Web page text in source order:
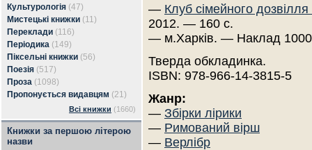
Культурологія (47)
Мистецькі книжки (11)
Переклади (116)
Періодика (149)
Піксельні книжки (56)
Поезія (517)
Проза (1098)
Пропонується видавцям (21)
Всі книжки (1660)
Книжки за першою літерою
назви
— Клуб сімейного
2012. — 160 с.
— м.Харків. — Наклад
Тверда обкладинка.
ISBN: 978-966-14-3815-5
Жанр:
— Збірки лірики
— Римований вірш
— Верлібр